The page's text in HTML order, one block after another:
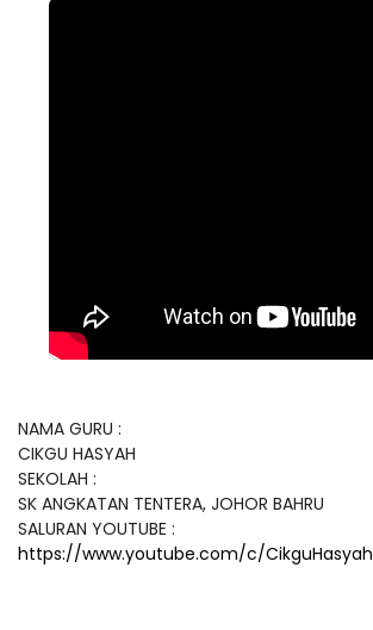
NAMA GURU :
CIKGU HASYAH
SEKOLAH :
SK ANGKATAN TENTERA, JOHOR BAHRU
SALURAN YOUTUBE :
https://www.youtube.com/c/CikguHasyah